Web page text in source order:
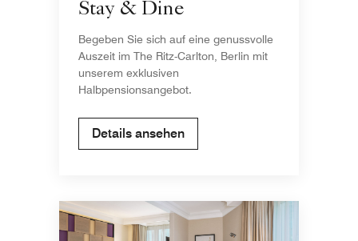
Stay & Dine
Begeben Sie sich auf eine genussvolle
Auszeit im The Ritz-Carlton, Berlin mit
unserem exklusiven
Halbpensionsangebot.
Details ansehen